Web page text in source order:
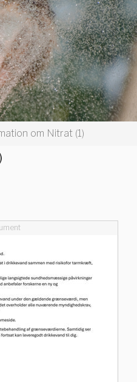
om Nitrat (1)